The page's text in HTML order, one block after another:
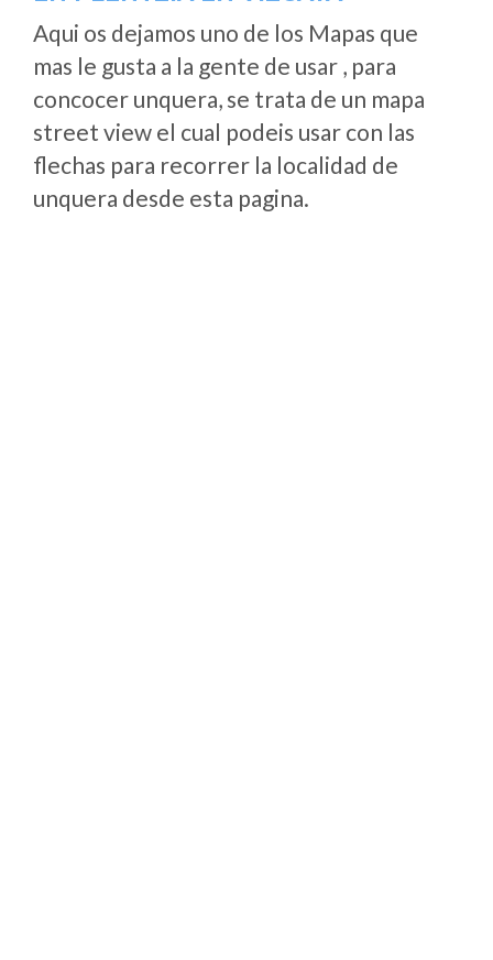
Aqui os dejamos uno de los Mapas que
mas le gusta a la gente de usar , para
concocer unquera, se trata de un mapa
street view el cual podeis usar con las
flechas para recorrer la localidad de
unquera desde esta pagina.